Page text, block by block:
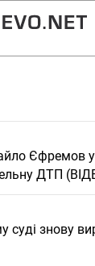
Єфремов
ДТП
суді знову